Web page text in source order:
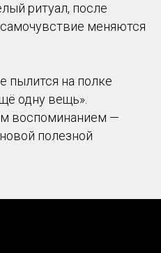
ритуал, после
меняются
пылится на полке
одну вещь».
воспоминанием —
полезной